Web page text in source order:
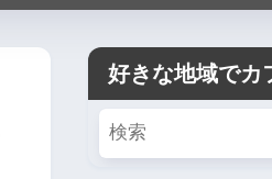
好きな地域でカ